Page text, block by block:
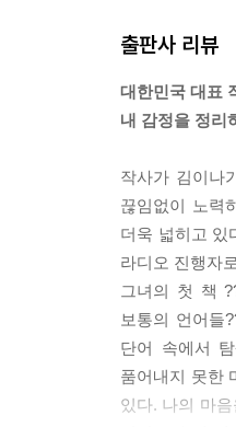
--- p.90
중학생 시절,
슬픈 누군가,
있다. 이미 그
--- p.107
나의 인생을 극
선 안 되는 법
수 있는 최선을
는 숨을 쉬고
한 최선의 다음
--- p.161~162
출판사 리뷰
대한민국 대표
내 감정을 정리
작사가 김이나
끊임없이 노력
더욱 넓히고 있
라디오 진행자
그녀의 첫 책
보통의 언어들
단어 속에서
품어내지 못한
있다. 나의 마